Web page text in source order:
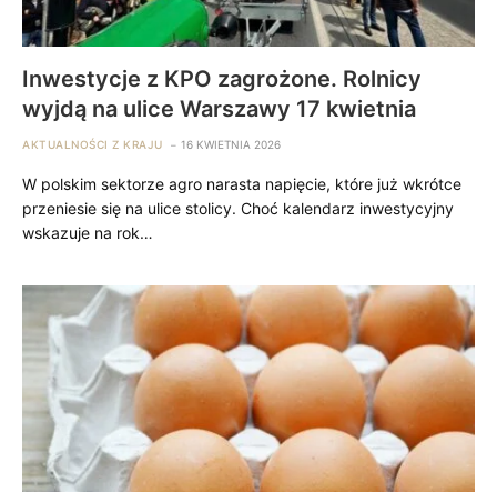
Inwestycje z KPO zagrożone. Rolnicy
wyjdą na ulice Warszawy 17 kwietnia
AKTUALNOŚCI Z KRAJU 16 KWIETNIA 2026
W polskim sektorze agro narasta napięcie, które już wkrótce
przeniesie się na ulice stolicy. Choć kalendarz inwestycyjny
wskazuje na rok…